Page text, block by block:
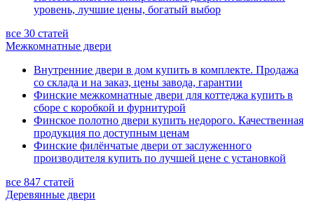
уровень, лучшие цены, богатый выбор
все 30 статей
Межкомнатные двери
Внутренние двери в дом купить в комплекте. Продажа
со склада и на заказ, цены завода, гарантии
Финские межкомнатные двери для коттеджа купить в
сборе с коробкой и фурнитурой
Финское полотно двери купить недорого. Качественная
продукция по доступным ценам
Финские филёнчатые двери от заслуженного
производителя купить по лучшей цене с установкой
все 847 статей
Деревянные двери